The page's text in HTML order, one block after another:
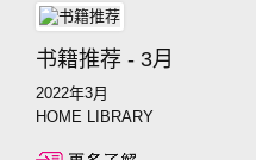
书籍推荐 - 3月
2022年3月
HOME LIBRARY